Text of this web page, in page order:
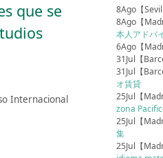
que se
Internacional
8Ago【
8Ago【
本人アドバ
6Ago【
31Jul【
31Jul【
オ賃貸
25Jul【
zona
25Jul【
集
25Jul【